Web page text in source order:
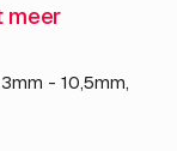
meer
- 10,5mm,